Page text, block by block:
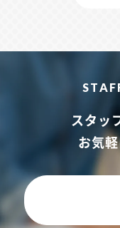
スタッ
お気